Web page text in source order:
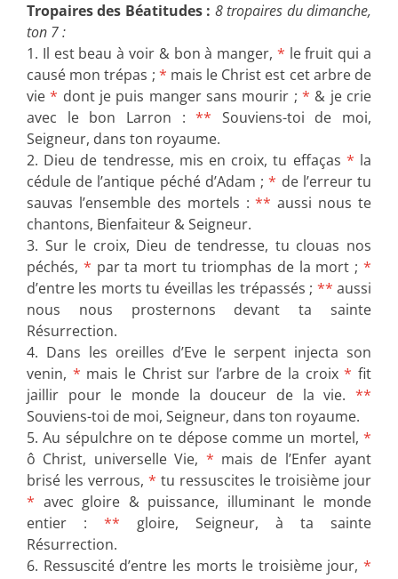
Tropaires des Béatitudes : 8 tropaires du dimanche,
ton 7 :
1. Il est beau à voir & bon à manger, * le fruit qui a
causé mon trépas ; * mais le Christ est cet arbre de
vie* dont je puis manger sans mourir ;* & je crie
avec le bon Larron :** Souviens-toi de moi,
Seigneur, dans ton royaume.
2. Dieu de tendresse, mis en croix, tu effaças * la
cédule de l’antique péché d’Adam ;* de l’erreur tu
sauvas l’ensemble des mortels :** aussi nous te
chantons, Bienfaiteur & Seigneur.
3. Sur le croix, Dieu de tendresse, tu clouas nos
péchés, * par ta mort tu triomphas de la mort ;*
d’entre les morts tu éveillas les trépassés ; ** aussi
nous nous prosternons devant ta sainte
Résurrection.
4. Dans les oreilles d’Eve le serpent injecta son
venin, * mais le Christ sur l’arbre de la croix* fit
jaillir pour le monde la douceur de la vie. **
Souviens-toi de moi, Seigneur, dans ton royaume.
5. Au sépulchre on te dépose comme un mortel, *
ô Christ, universelle Vie, * mais de l’Enfer ayant
brisé les verrous, * tu ressuscites le troisième jour
* avec gloire & puissance, illuminant le monde
entier : ** gloire, Seigneur, à ta sainte
Résurrection.
6. Ressuscité d’entre les morts le troisième jour, *